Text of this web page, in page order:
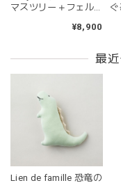
2026/
持ちやすいようで今
ても可愛いです。ま
ったり除菌できたり
moca
マスツリー＋フェル
ツリー アンダイドプ
¥8,900
最
Lien de famille 恐竜の